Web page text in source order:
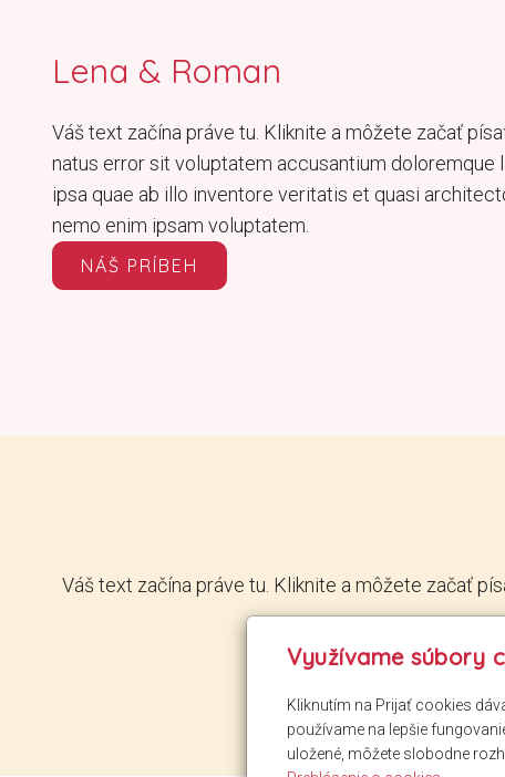
Lena & Roman
Váš text začína práve tu. Kliknite a môžete začať
natus error sit voluptatem accusantium doloremque
ipsa quae ab illo inventore veritatis et quasi
nemo enim ipsam voluptatem.
NÁŠ PRÍBEH
Váš text začína práve tu. Kliknite a môžete začať
Využívame súbory
Kliknutím na Prijať cookies
používame na lepšie
uložené, môžete slobodne